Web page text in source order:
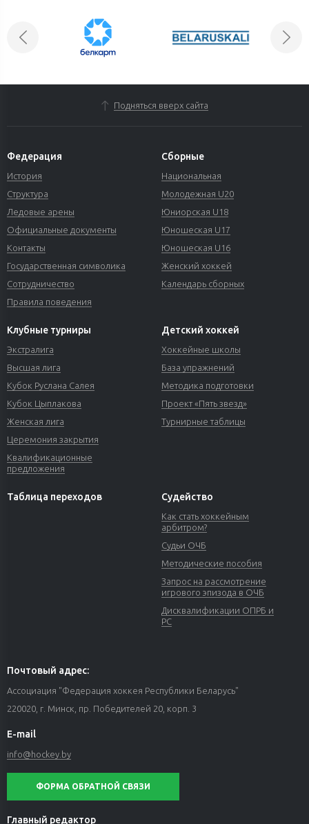
Подняться вверх сайта
Федерация
История
Структура
Ледовые арены
Официальные документы
Контакты
Государственная символика
Сотрудничество
Правила поведения
Сборные
Национальная
Молодежная U20
Юниорская U18
Юношеская U17
Юношеская U16
Женский хоккей
Календарь сборных
Клубные турниры
Экстралига
Высшая лига
Кубок Руслана Салея
Кубок Цыплакова
Женская лига
Церемония закрытия
Квалификационные
предложения
Детский хоккей
Хоккейные школы
База упражнений
Методика подготовки
Проект «Пять звезд»
Турнирные таблицы
Таблица переходов Судейство
Как стать хоккейным
арбитром?
Судьи ОЧБ
Методические пособия
Запрос на рассмотрение
игрового эпизода в ОЧБ
Дисквалификации ОПРБ и
РС
Почтовый адрес:
Ассоциация "Федерация хоккея Республики Беларусь"
220020, г. Минск, пр. Победителей 20, корп. 3
E-mail
info@hockey.by
ФОРМА ОБРАТНОЙ СВЯЗИ
Главный редактор